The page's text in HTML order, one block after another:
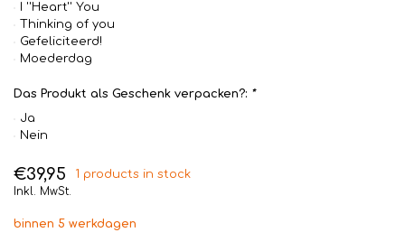
I ''Heart'' You
Thinking of you
Gefeliciteerd!
Moederdag
Das Produkt als Geschenk verpacken?: *
Ja
Nein
€39,95
1 products in stock
Inkl. MwSt.
binnen 5 werkdagen